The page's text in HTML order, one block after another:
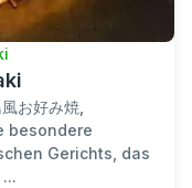
お好み焼,
besondere
Gerichts, das